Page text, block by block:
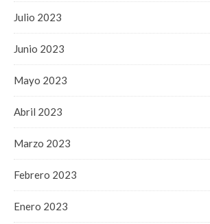
Julio 2023
Junio 2023
Mayo 2023
Abril 2023
Marzo 2023
Febrero 2023
Enero 2023